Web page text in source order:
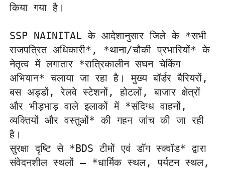
किया गया है।
SSP NAINITAL के आदेशानुसार जिले के *सभी
राजपत्रित अधिकारी*, *थाना/चौकी प्रभारियों* के
नेतृत्व में लगातार *रात्रिकालीन सघन चेकिंग
अभियान* चलाया जा रहा है। मुख्य बॉर्डर बैरियरों,
बस अड्डों, रेलवे स्टेशनों, होटलों, बाजार क्षेत्रों
और भीड़भाड़ वाले इलाकों में *संदिग्ध वाहनों,
व्यक्तियों और वस्तुओं* की गहन जांच की जा रही
है।
सुरक्षा दृष्टि से *BDS टीमों एवं डॉग स्क्वॉड* द्वारा
संवेदनशील स्थलों — *धार्मिक स्थल, पर्यटन स्थल,